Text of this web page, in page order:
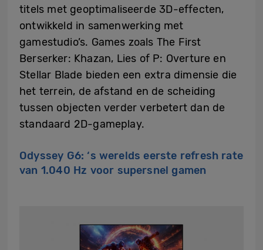
titels met geoptimaliseerde 3D-effecten,
ontwikkeld in samenwerking met
gamestudio’s. Games zoals The First
Berserker: Khazan, Lies of P: Overture en
Stellar Blade bieden een extra dimensie die
het terrein, de afstand en de scheiding
tussen objecten verder verbetert dan de
standaard 2D-gameplay.
Odyssey G6: ‘s werelds eerste refresh rate
van 1.040 Hz voor supersnel gamen